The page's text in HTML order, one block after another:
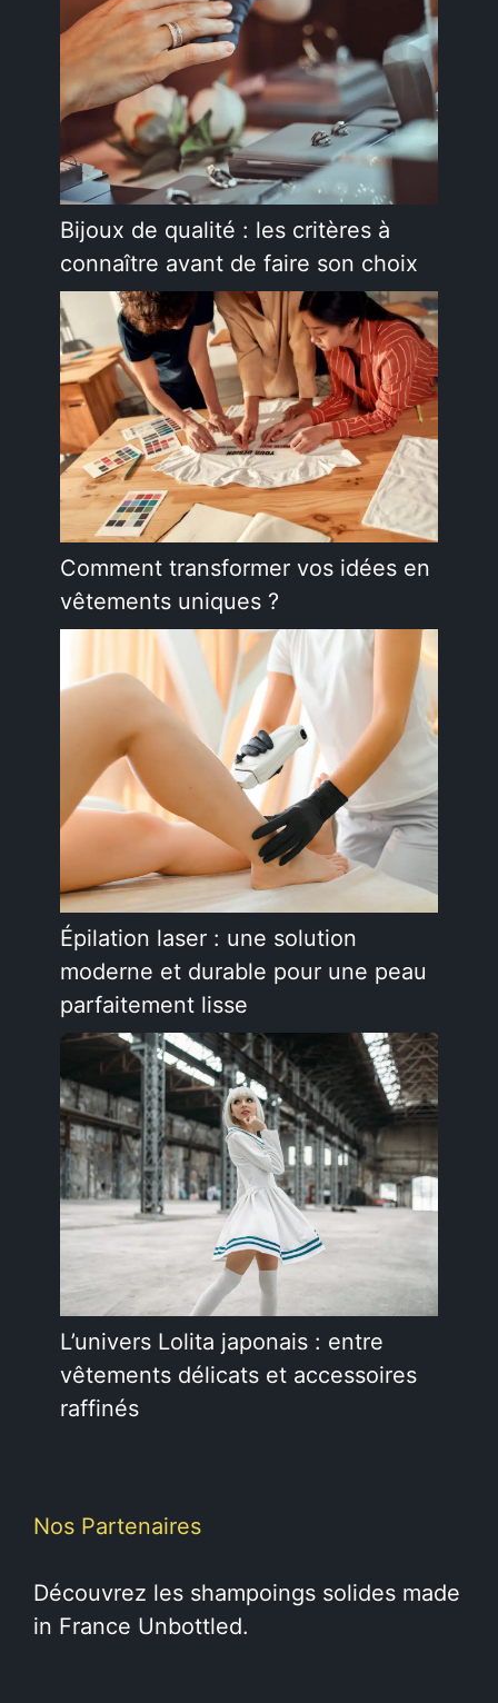
Bijoux de qualité : les critères à
connaître avant de faire son choix
Comment transformer vos idées en
vêtements uniques ?
Épilation laser : une solution
moderne et durable pour une peau
parfaitement lisse
L’univers Lolita japonais : entre
vêtements délicats et accessoires
raffinés
Nos Partenaires
Découvrez les shampoings solides made
in France Unbottled.